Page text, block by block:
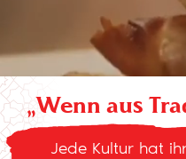
„Wenn aus
Jede Kultur hat